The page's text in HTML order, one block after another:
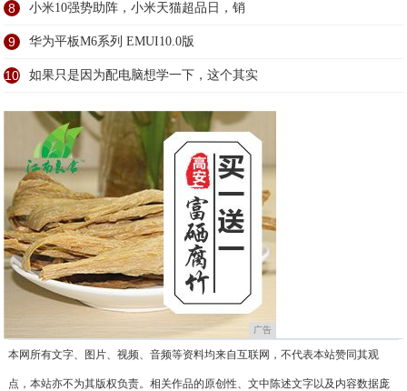
8 小米10强势助阵，小米天猫超品日，销
9 华为平板M6系列 EMUI10.0版
10 如果只是因为配电脑想学一下，这个其实
广告
本网所有文字、图片、视频、音频等资料均来自互联网，不代表本站赞同其观
点，本站亦不为其版权负责。相关作品的原创性、文中陈述文字以及内容数据庞